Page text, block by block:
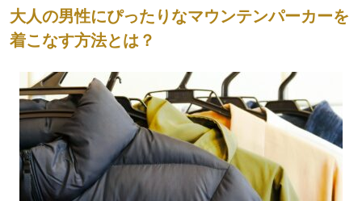
大人の男性にぴったりなマウンテンパーカーを
着こなす方法とは？